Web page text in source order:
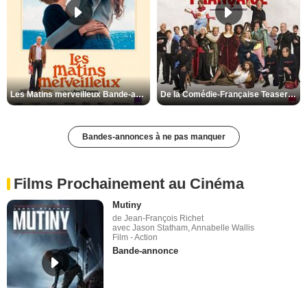
Les Matins merveilleux Bande-annonce VF De la Comédie-Française Teaser VF
Bandes-annonces à ne pas manquer
Films Prochainement au Cinéma
Mutiny
de Jean-François Richet
avec Jason Statham, Annabelle Wallis
Film - Action
Bande-annonce